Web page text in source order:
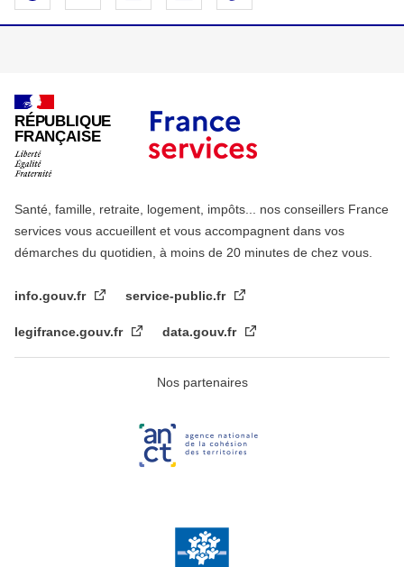
RÉPUBLIQUE
FRANÇAISE
Santé, famille, retraite, logement, impôts... nos conseillers France
services vous accueillent et vous accompagnent dans vos
démarches du quotidien, à moins de 20 minutes de chez vous.
info.gouv.fr service-public.fr
legifrance.gouv.fr data.gouv.fr
Nos partenaires